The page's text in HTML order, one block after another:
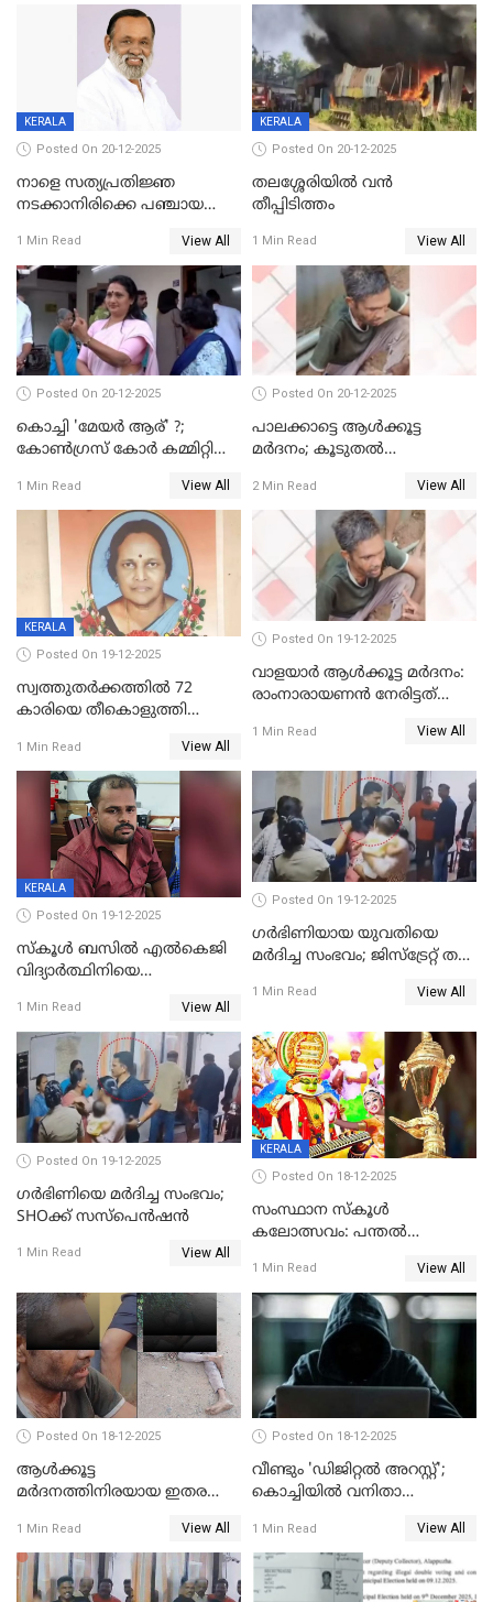
KERALA
Posted On 20-12-2025
നാളെ സത്യപ്രതിജ്ഞ
നടക്കാനിരിക്കെ പഞ്ചായത്ത്
1 Min Read View All
KERALA
Posted On 20-12-2025
തലശ്ശേരിയിൽ വൻ
തീപ്പിടിത്തം
1 Min Read View All
Posted On 20-12-2025
കൊച്ചി 'മേയർ ആര്' ?;
കോണ്‍ഗ്രസ് കോര്‍ കമ്മിറ്റി
1 Min Read View All
Posted On 20-12-2025
പാലക്കാട്ടെ ആള്‍ക്കൂട്ട
മര്‍ദനം; കൂടുതല്‍
അംഗ സംഘമെന്ന് വിവരം
2 Min Read View All
KERALA
Posted On 19-12-2025
സ്വത്തുതര്‍ക്കത്തില്‍ 72
കാരിയെ തീകൊളുത്തി
ക്രൂരകൊലപാതകത്തില്‍
സഹോദരിപുത്രന് ജീവപര്യന്തം
1 Min Read View All
Posted On 19-12-2025
വാളയാർ ആൾക്കൂട്ട മർദനം:
രാംനാരായണൻ നേരിട്ടത്
നാൽപ്പതിലേറെ
റിപ്പോർട്ട്
1 Min Read View All
KERALA
Posted On 19-12-2025
സ്കൂൾ ബസിൽ എൽകെജി
വിദ്യാര്‍ത്ഥിനിയെ
ക്ലീനര്‍ പിടിയിൽ
1 Min Read View All
Posted On 19-12-2025
ഗര്‍ഭിണിയായ യുവതിയെ
മര്‍ദിച്ച സംഭവം; ജിസ്‌ട്രേറ്റ് തല
യുവതി
1 Min Read View All
Posted On 19-12-2025
ഗര്‍ഭിണിയെ മർദിച്ച സംഭവം;
SHOക്ക് സസ്പെൻഷൻ
1 Min Read View All
KERALA
Posted On 18-12-2025
സംസ്ഥാന സ്കൂൾ
കലോത്സവം: പന്തൽ
1 Min Read View All
Posted On 18-12-2025
ആൾക്കൂട്ട
മർദനത്തിനിരയായ ഇതര
നടുക്കുന്ന സംഭവം
വാളയാറിൽ
1 Min Read View All
Posted On 18-12-2025
വീണ്ടും 'ഡിജിറ്റല്‍ അറസ്റ്റ്';
കൊച്ചിയില്‍ വനിതാ
കോടി രൂപ
1 Min Read View All